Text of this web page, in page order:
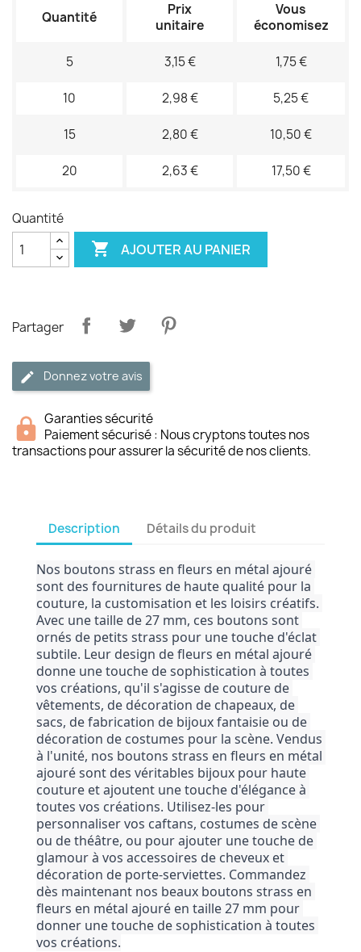
Quantité
Prix
unitaire
Vous
économisez
5 3,15 € 1,75 €
10 2,98 € 5,25 €
15 2,80 € 10,50 €
20 2,63 € 17,50 €
Quantité
 AJOUTER AU PANIER
Partager
Donnez votre avis
Garanties sécurité
Paiement sécurisé : Nous cryptons toutes nos
transactions pour assurer la sécurité de nos clients.
Description Détails du produit
Nos boutons strass en fleurs en métal ajouré
sont des fournitures de haute qualité pour la
couture, la customisation et les loisirs créatifs.
Avec une taille de 27 mm, ces boutons sont
ornés de petits strass pour une touche d'éclat
subtile. Leur design de fleurs en métal ajouré
donne une touche de sophistication à toutes
vos créations, qu'il s'agisse de couture de
vêtements, de décoration de chapeaux, de
sacs, de fabrication de bijoux fantaisie ou de
décoration de costumes pour la scène. Vendus
à l'unité, nos boutons strass en fleurs en métal
ajouré sont des véritables bijoux pour haute
couture et ajoutent une touche d'élégance à
toutes vos créations. Utilisez-les pour
personnaliser vos caftans, costumes de scène
ou de théâtre, ou pour ajouter une touche de
glamour à vos accessoires de cheveux et
décoration de porte-serviettes. Commandez
dès maintenant nos beaux boutons strass en
fleurs en métal ajouré en taille 27 mm pour
donner une touche de sophistication à toutes
vos créations.